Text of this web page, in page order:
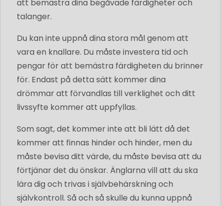
att bemästra dina begåvade färdigheter och
talanger.
Du kan inte uppnå dina stora mål genom att
vara en knallare. Du måste investera tid och
pengar för att bemästra färdigheten du brinner
för. Endast på detta sätt kommer dina
drömmar att förvandlas till verklighet och ditt
livssyfte kommer att uppfyllas.
Som sagt, det kommer inte att bli lätt då det
kommer att finnas hinder och hinder, men du
måste bevisa ditt värde, du måste bevisa att du
förtjänar det du önskar. Änglarna vill att du ska
lära dig och trivas i självbehärskning och
självkontroll. Så och så skulle du kunna uppnå